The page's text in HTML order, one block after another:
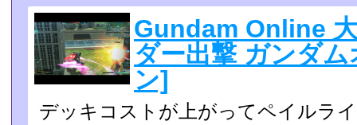
Gundam Online
ダー出撃 ガンダ
ン]
デッキコストが上がってペイルラ